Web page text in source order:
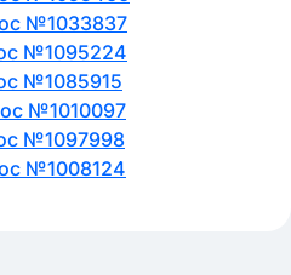
№1033837
№1095224
№1085915
№1010097
№1097998
№1008124